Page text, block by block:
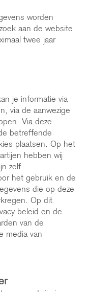
worden
aan de website
twee jaar
je informatie via
via de aanwezige
Via deze
betreffende
plaatsen. Op het
hebben wij
zelf
het gebruik en de
die op deze
Op dit
beleid en de
van de
media van